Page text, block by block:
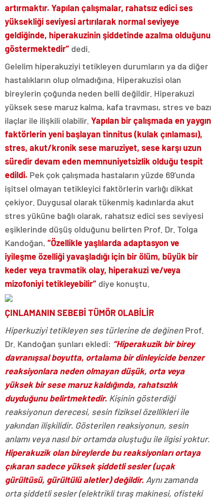
artırmaktır. Yapılan çalışmalar, rahatsız edici ses
yüksekliği seviyesi artırılarak normal seviyeye
geldiğinde, hiperakuzinin şiddetinde azalma olduğunu
göstermektedir” dedi.
Gelelim hiperakuziyi tetikleyen durumların ya da diğer
hastalıkların olup olmadığına. Hiperakuzisi olan
bireylerin çoğunda neden belli değildir. Hiperakuzi
yüksek sese maruz kalma, kafa travması, stres ve bazı
ilaçlar ile ilişkili olabilir. Yapılan bir çalışmada en yaygın
faktörlerin yeni başlayan tinnitus (kulak çınlaması),
stres, akut/kronik sese maruziyet, sese karşı uzun
süredir devam eden memnuniyetsizlik olduğu tespit
edildi. Pek çok çalışmada hastaların yüzde 69’unda
işitsel olmayan tetikleyici faktörlerin varlığı dikkat
çekiyor. Duygusal olarak tükenmiş kadınlarda akut
stres yüküne bağlı olarak, rahatsız edici ses seviyesi
eşiklerinde düşüş olduğunu belirten Prof. Dr. Tolga
Kandoğan, “Özellikle yaşlılarda adaptasyon ve
iyileşme özelliği yavaşladığı için bir ölüm, büyük bir
keder veya travmatik olay, hiperakuzi ve/veya
mizofoniyi tetikleyebilir” diye konuştu.
ÇINLAMANIN SEBEBİ TÜMÖR OLABİLİR
Hiperkuziyi tetikleyen ses türlerine de değinen Prof.
Dr. Kandoğan şunları ekledi: “Hiperakuzik bir birey
davranışsal boyutta, ortalama bir dinleyicide benzer
reaksiyonlara neden olmayan düşük, orta veya
yüksek bir sese maruz kaldığında, rahatsızlık
duyduğunu belirtmektedir. Kişinin gösterdiği
reaksiyonun derecesi, sesin fiziksel özellikleri ile
yakından ilişkilidir. Gösterilen reaksiyonun, sesin
anlamı veya nasıl bir ortamda oluştuğu ile ilgisi yoktur.
Hiperakuzik olan bireylerde bu reaksiyonları ortaya
çıkaran sadece yüksek şiddetli sesler (uçak
gürültüsü, gürültülü aletler) değildir. Aynı zamanda
orta şiddetli sesler (elektrikli tıraş makinesi, ofisteki